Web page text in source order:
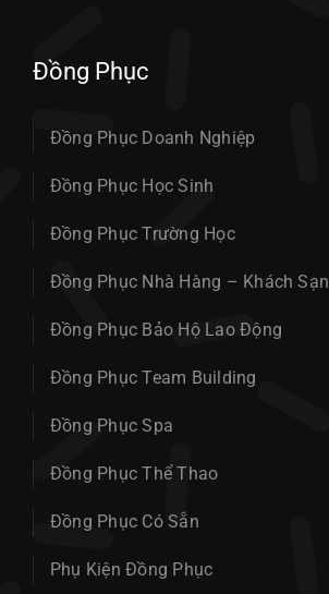
Đồng Phục
Đồng Phục Doanh Nghiệp
Đồng Phục Học Sinh
Đồng Phục Trường Học
Đồng Phục Nhà Hàng – Khách Sạn
Đồng Phục Bảo Hộ Lao Động
Đồng Phục Team Building
Đồng Phục Spa
Đồng Phục Thể Thao
Đồng Phục Có Sẵn
Phụ Kiện Đồng Phục